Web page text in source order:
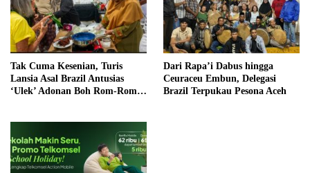
Tak Cuma Kesenian, Turis
Lansia Asal Brazil Antusias
‘Ulek’ Adonan Boh Rom-Rom
Dari Rapa’i Dabus hingga
Ceuraceu Embun, Delegasi
Brazil Terpukau Pesona Aceh